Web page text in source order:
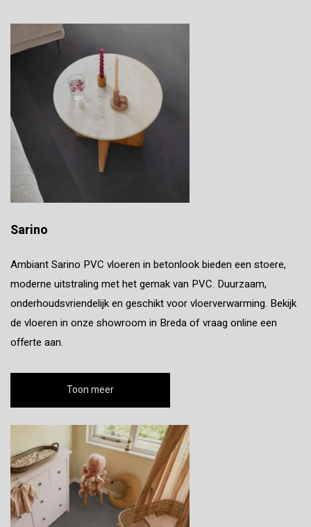
Sarino
Ambiant Sarino PVC vloeren in betonlook bieden een stoere,
moderne uitstraling met het gemak van PVC. Duurzaam,
onderhoudsvriendelijk en geschikt voor vloerverwarming. Bekijk
de vloeren in onze showroom in Breda of vraag online een
offerte aan.
Toon meer